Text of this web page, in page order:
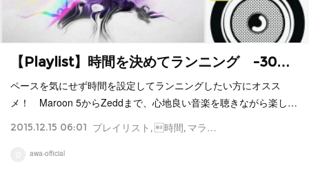
【Playlist】時間を決めてランニング -30…
ペースを気にせず時間を設定してランニングしたい方にオスス
メ！ Maroon 5からZeddまで、心地良い音楽を聴きながら楽し…
2015.12.15 06:01 プレイリスト 時間 マラソン
awa-official